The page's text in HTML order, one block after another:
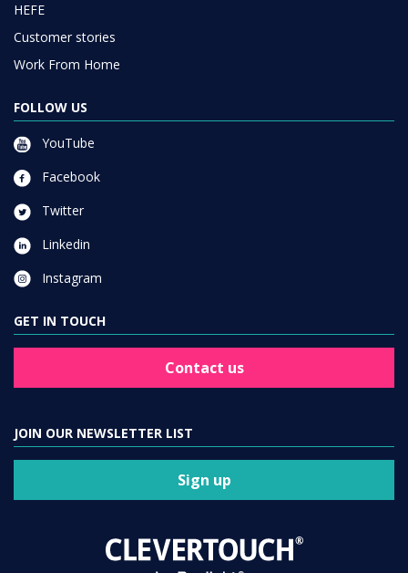
HEFE
Customer stories
Work From Home
FOLLOW US
YouTube
Facebook
Twitter
Linkedin
Instagram
GET IN TOUCH
Contact us
JOIN OUR NEWSLETTER LIST
Sign up